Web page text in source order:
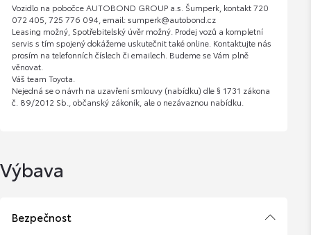
Vozidlo na pobočce AUTOBOND GROUP a.s. Šumperk, kontakt 720
072 405, 725 776 094, email: sumperk@autobond.cz
Leasing možný, Spotřebitelský úvěr možný. Prodej vozů a kompletní
servis s tím spojený dokážeme uskutečnit také online. Kontaktujte nás
prosím na telefonních číslech či emailech. Budeme se Vám plně
věnovat.
Váš team Toyota.
Nejedná se o návrh na uzavření smlouvy (nabídku) dle § 1731 zákona
č. 89/2012 Sb., občanský zákoník, ale o nezávaznou nabídku.
Výbava
Bezpečnost